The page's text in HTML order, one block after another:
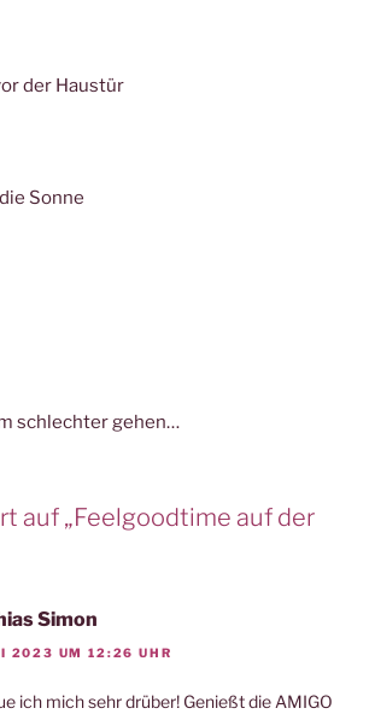
der Haustür
Sonne
schlechter gehen…
auf „Feelgoodtime auf der
Simon
2023 UM 12:26 UHR
ich mich sehr drüber! Genießt die AMIGO